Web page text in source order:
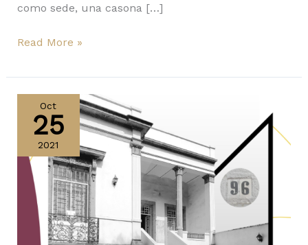
como sede, una casona […]
Read More »
Oct
25
2021
Company
2021,
ahora
Escandón